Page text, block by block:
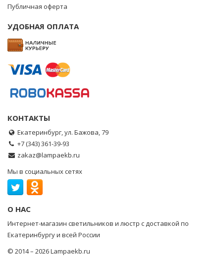
Публичная оферта
УДОБНАЯ ОПЛАТА
КОНТАКТЫ
Екатеринбург, ул. Бажова, 79
+7 (343) 361-39-93
zakaz@lampaekb.ru
Мы в социальных сетях
О НАС
Интернет-магазин светильников и люстр с доставкой по
Екатеринбургу и всей России
© 2014 – 2026 Lampaekb.ru